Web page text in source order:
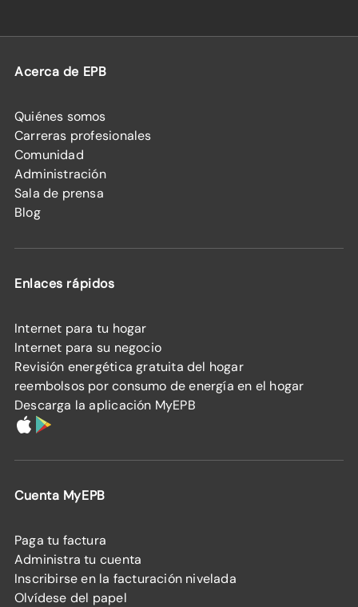
Acerca de EPB
Quiénes somos
Carreras profesionales
Comunidad
Administración
Sala de prensa
Blog
Enlaces rápidos
Internet para tu hogar
Internet para su negocio
Revisión energética gratuita del hogar
reembolsos por consumo de energía en el hogar
Descarga la aplicación MyEPB
Cuenta MyEPB
Paga tu factura
Administra tu cuenta
Inscribirse en la facturación nivelada
Olvídese del papel